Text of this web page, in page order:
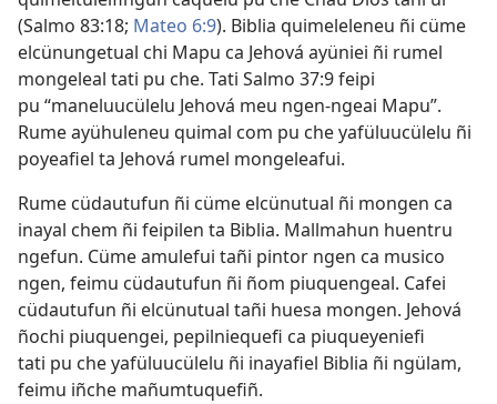
(Salmo 83:⁠18; Mateo 6:⁠9). Biblia quimeleleneu ñi cüme
elcünungetual chi Mapu ca Jehová ayüniei ñi rumel
mongeleal tati pu che. Tati Salmo 37:⁠9feipi
pu “maneluucülelu Jehová meu ngen-ngeai Mapu”.
Rume ayühuleneu quimal com pu che yafüluucülelu ñi
poyeafiel ta Jehová rumel mongeleafui.
Rume cüdautufun ñi cüme elcünutual ñi mongen ca
inayal chem ñi feipilen ta Biblia. Mallmahun huentru
ngefun. Cüme amulefui tañi pintor ngen ca musico
ngen, feimu cüdautufun ñi ñom piuquengeal. Cafei
cüdautufun ñi elcünutual tañi huesa mongen. Jehová
ñochi piuquengei, pepilniequefi ca piuqueyeniefi
tati pu che yafüluucülelu ñi inayafiel Biblia ñi ngülam,
feimu iñche mañumtuquefiñ.